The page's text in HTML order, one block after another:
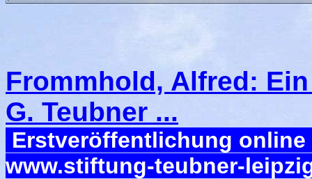
Frommhold, Alfred:
G. Teubner ...
Erstveröffentlichung online
www.stiftung-teubner-